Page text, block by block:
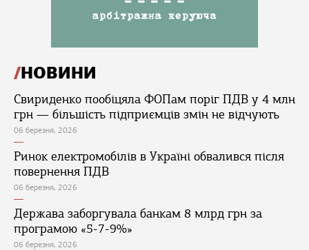
НОВИНИ
Свириденко пообіцяла ФОПам поріг ПДВ у 4 млн
грн — більшість підприємців змін не відчують
06 березня, 2026
Ринок електромобілів в Україні обвалився після
повернення ПДВ
06 березня, 2026
Держава заборгувала банкам 8 млрд грн за
програмою «5-7-9%»
06 березня, 2026